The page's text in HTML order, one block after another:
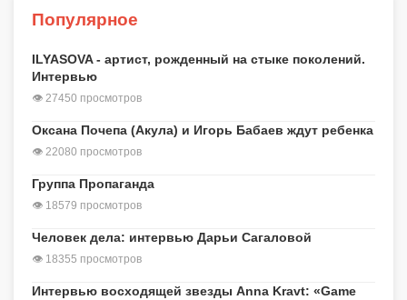
Популярное
ILYASOVA - артист, рожденный на стыке поколений.
Интервью
👁 27450 просмотров
Оксана Почепа (Акула) и Игорь Бабаев ждут ребенка
👁 22080 просмотров
Группа Пропаганда
👁 18579 просмотров
Человек дела: интервью Дарьи Сагаловой
👁 18355 просмотров
Интервью восходящей звезды Anna Kravt: «Game